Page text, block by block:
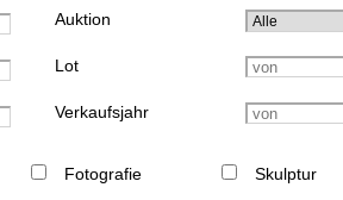
Auktion
Lot
Verkaufsjahr
Fotografie Skulptur